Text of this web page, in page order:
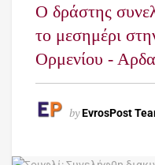
Ο δράστης
το μεσημέρι
Ορμενίου -
byEvrosPost